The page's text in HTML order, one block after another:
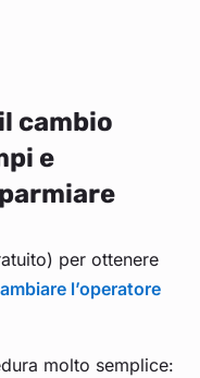
cambio
e
per ottenere
l’operatore
molto semplice: